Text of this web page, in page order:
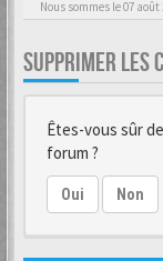
Nous sommes le 07 août
SUPPRIMER LES
Êtes-vous sûr
forum ?
Oui Non